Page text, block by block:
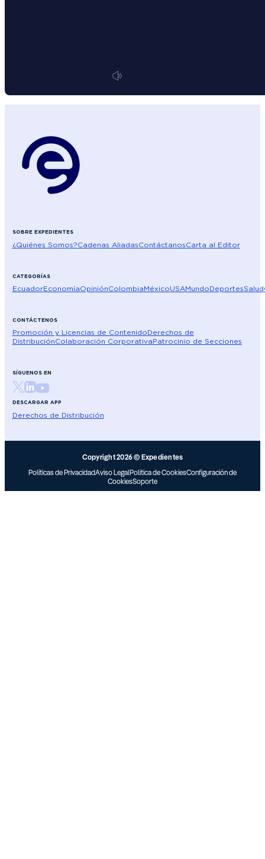
SOBRE EXPEDIENTES
¿Quiénes Somos?Cadenas AliadasContáctanosCarta al Editor
CATEGORÍAS
EcuadorEconomíaOpiniónColombiaMéxicoUSAMundoDeportesSalud
CONTÁCTENOS
Promoción y Licencias de ContenidoDerechos de
DistribuciónColaboración CorporativaPatrocinio de Secciones
SÍGUENOS EN
DESCARGAR APP
Derechos de Distribución
Copyright 2026 © Expedientes
Políticas de PrivacidadAviso LegalPolítica de CookiesConfiguración de
CookiesSoporte